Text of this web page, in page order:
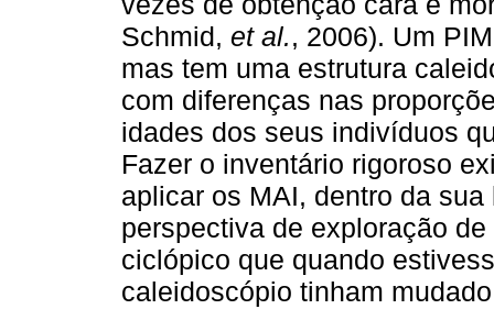
Schmid, et al., 2006). Um
mas tem uma estrutura
com diferenças nas
idades dos seus indivíduos
Fazer o inventário rigoroso
aplicar os MAI, dentro da
perspectiva de exploração
ciclópico que quando
caleidoscópio tinham